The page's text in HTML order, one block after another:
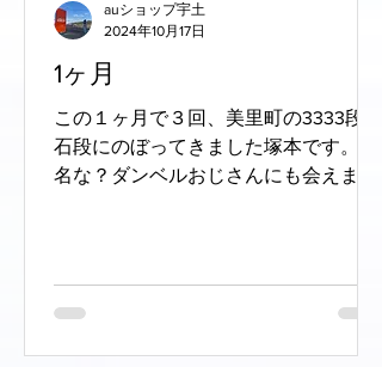
1ヶ月
この１ヶ月で３回、美里町の3333段の
石段にのぼってきました塚本です。 有
名な？ダンベルおじさんにも会えまし
要ですが、iPhone16は店頭在庫もあり
ます。...
auショップ宇土
2024年10月17日